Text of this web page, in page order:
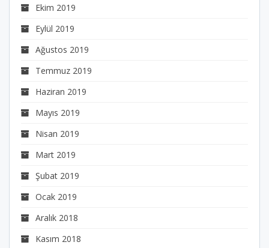
Ekim 2019
Eylül 2019
Ağustos 2019
Temmuz 2019
Haziran 2019
Mayıs 2019
Nisan 2019
Mart 2019
Şubat 2019
Ocak 2019
Aralık 2018
Kasım 2018